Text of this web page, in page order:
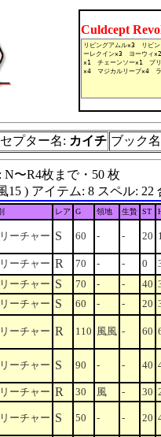
Culdcept
セプター名: カイチ ブック
〜R4枚まで・50 枚
15 ) アイテム: 8 スペル: 22
レア G 領地 生贄 ST
ーチャー S 60 - - 20
ーチャー R 70 - - 0
ーチャー S 70 - - 40
ーチャー S 60 - - 20
ーチャー R 110 風風 - 60
ーチャー S 90 - - 40
ーチャー R 30 風 - 30
ーチャー S 50 - - 20